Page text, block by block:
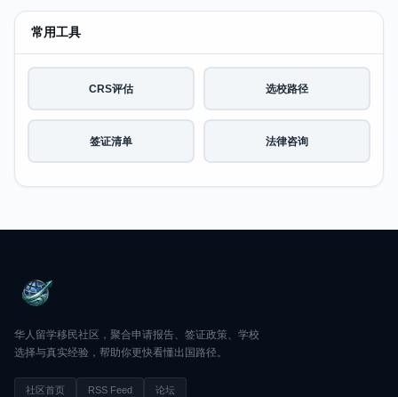
常用工具
CRS评估 选校路径
签证清单 法律咨询
华人留学移民社区，聚合申请报告、签证政策、学校
选择与真实经验，帮助你更快看懂出国路径。
社区首页 RSS Feed 论坛